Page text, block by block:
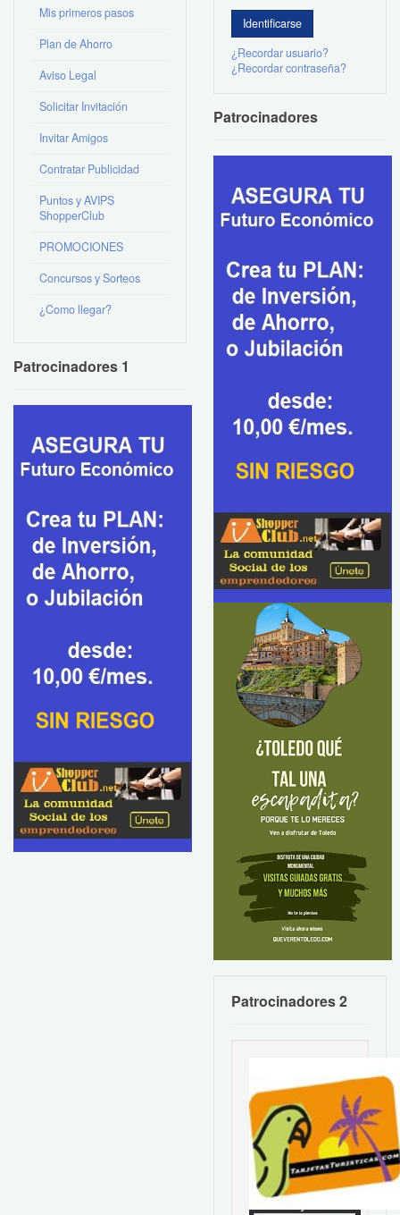
Mis primeros pasos
Plan de Ahorro
Aviso Legal
Solicitar Invitación
Invitar Amigos
Contratar Publicidad
Puntos y AVIPS
ShopperClub
PROMOCIONES
Concursos y Sorteos
¿Como llegar?
Patrocinadores 1
¿Recordar usuario?
¿Recordar contraseña?
Patrocinadores
Patrocinadores 2